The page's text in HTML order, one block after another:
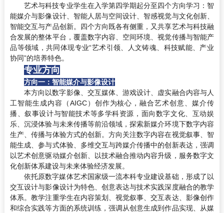
艺术与科技专业学生在入学第四学期起分至四个方向学习：智
能媒介与影像设计、智能人居与空间设计、智感视觉与文化创新、
智能交互与产品创新。四个方向既各有侧重，又共享艺术与科技融
合发展的整体平台，覆盖数字内容、空间环境、视觉传播与智能产
品等领域，共同体现专业“艺术引领、人文铸魂、科技赋能、产业
协同”的培养特色。
专业方向
方向一：智能媒介与影像设计
本方向以数字影像、交互媒体、游戏设计、虚实融合内容与人
工智能生成内容（AIGC）创作为核心，融合艺术创意、媒介传
播、叙事设计与智能技术等多学科资源，面向数字文化、互动娱
乐、沉浸体验与未来传播等前沿领域，探索新媒介环境下数字内容
生产、传播与体验方式的创新。方向关注数字内容在视觉叙事、智
能生成、参与式体验、多维交互与跨媒介传播中的创新表达，强调
以艺术创意驱动媒介创新、以技术融合推动内容升级，服务数字文
化创新体系建设与未来体验经济发展。
依托原数字媒体艺术国家级一流本科专业建设基础，形成了以
交互设计与影像设计为特色、创意表达与技术实践深度融合的教学
体系。教学注重学生在内容策划、视觉叙事、交互表达、影像创作
和综合实践等方面的系统训练，强调从创意生成到作品实现、从媒